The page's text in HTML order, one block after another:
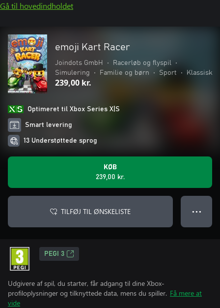
Gå til hovedindholdet
emoji Kart Racer
Joindots GmbH • Racerløb og flyspil
•
Simulering
• Familie og børn • Sport • Klassisk
239,00 kr.
Optimeret til Xbox Series X|S
Smart levering
13 Understøttede sprog
KØB
239,00 kr.
TILFØJ TIL ØNSKELISTE ● ● ●
PEGI 3
Udgivere af spil, du starter, får adgang til dine Xbox-
profiloplysninger og tilknyttede data, mens du spiller. Få mere at
vide